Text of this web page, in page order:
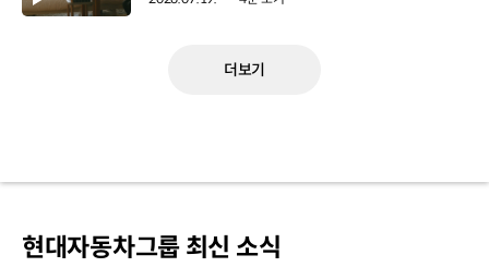
더보기
현대자동차그룹 최신 소식